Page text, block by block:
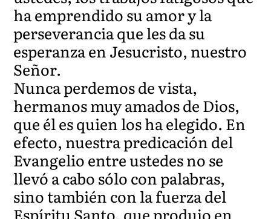
ha emprendido su amor y la
perseverancia que les da su
esperanza en Jesucristo, nuestro
Señor.
Nunca perdemos de vista,
hermanos muy amados de Dios,
que él es quien los ha elegido. En
efecto, nuestra predicación del
Evangelio entre ustedes no se
llevó a cabo sólo con palabras,
sino también con la fuerza del
Espíritu Santo, que produjo en